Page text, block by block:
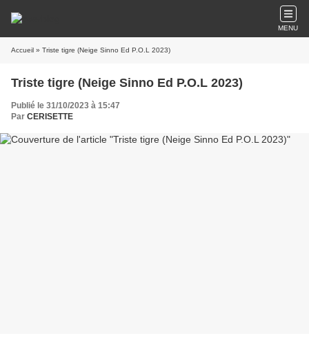
MENU
Accueil » Triste tigre (Neige Sinno Ed P.O.L 2023)
Triste tigre (Neige Sinno Ed P.O.L 2023)
Publié le 31/10/2023 à 15:47
Par CERISETTE